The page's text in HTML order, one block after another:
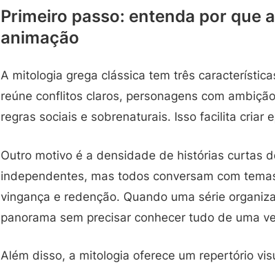
Primeiro passo: entenda por que
animação
A mitologia grega clássica tem três
reúne conflitos claros, personagens com
regras sociais e sobrenaturais. Isso facilita criar
Outro motivo é a densidade de histórias curtas
independentes, mas todos conversam com
vingança e redenção. Quando uma série
panorama sem precisar conhecer tudo de uma
Além disso, a mitologia oferece um repertório